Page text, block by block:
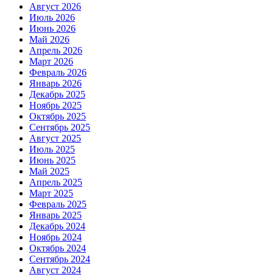
Август 2026
Июль 2026
Июнь 2026
Май 2026
Апрель 2026
Март 2026
Февраль 2026
Январь 2026
Декабрь 2025
Ноябрь 2025
Октябрь 2025
Сентябрь 2025
Август 2025
Июль 2025
Июнь 2025
Май 2025
Апрель 2025
Март 2025
Февраль 2025
Январь 2025
Декабрь 2024
Ноябрь 2024
Октябрь 2024
Сентябрь 2024
Август 2024